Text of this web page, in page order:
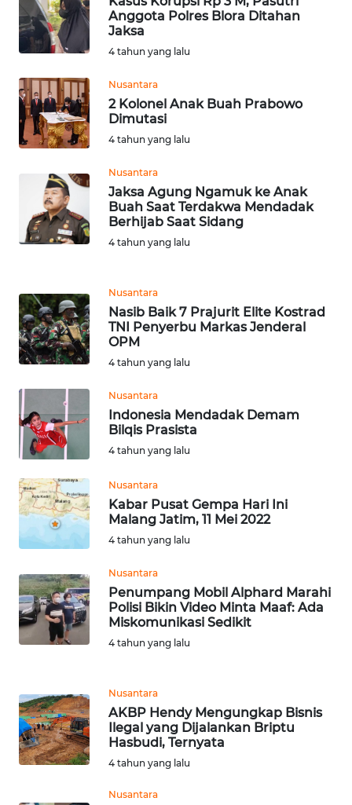
Anggota Polres Blora Ditahan
Jaksa
4 tahun yang lalu
Nusantara
2 Kolonel Anak Buah Prabowo
Dimutasi
4 tahun yang lalu
Nusantara
Jaksa Agung Ngamuk ke Anak
Buah Saat Terdakwa Mendadak
Berhijab Saat Sidang
4 tahun yang lalu
Nusantara
Nasib Baik 7 Prajurit Elite Kostrad
TNI Penyerbu Markas Jenderal
OPM
4 tahun yang lalu
Nusantara
Indonesia Mendadak Demam
Bilqis Prasista
4 tahun yang lalu
Nusantara
Kabar Pusat Gempa Hari Ini
Malang Jatim, 11 Mei 2022
4 tahun yang lalu
Nusantara
Penumpang Mobil Alphard Marahi
Polisi Bikin Video Minta Maaf: Ada
Miskomunikasi Sedikit
4 tahun yang lalu
Nusantara
AKBP Hendy Mengungkap Bisnis
Ilegal yang Dijalankan Briptu
Hasbudi, Ternyata
4 tahun yang lalu
Nusantara
WN
KARO
SIMALUNGUN
WN
LABUHANBATU
WN
TAPANULI
TENGAH
WN
TEBING
TINGGI
WN
PAKPAK
WN
KARAWANG
WN
BEKASI
BOGOR
WN
DEPOK
TAPANULI
UTARA
WN